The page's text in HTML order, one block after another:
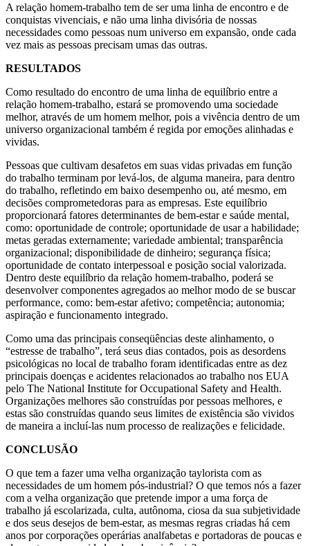
A relação homem-trabalho tem de ser uma linha de encontro e de
conquistas vivenciais, e não uma linha divisória de nossas
necessidades como pessoas num universo em expansão, onde cada
vez mais as pessoas precisam umas das outras.
RESULTADOS
Como resultado do encontro de uma linha de equilíbrio entre a
relação homem-trabalho, estará se promovendo uma sociedade
melhor, através de um homem melhor, pois a vivência dentro de um
universo organizacional também é regida por emoções alinhadas e
vividas.
Pessoas que cultivam desafetos em suas vidas privadas em função
do trabalho terminam por levá-los, de alguma maneira, para dentro
do trabalho, refletindo em baixo desempenho ou, até mesmo, em
decisões comprometedoras para as empresas. Este equilíbrio
proporcionará fatores determinantes de bem-estar e saúde mental,
como: oportunidade de controle; oportunidade de usar a habilidade;
metas geradas externamente; variedade ambiental; transparência
organizacional; disponibilidade de dinheiro; segurança física;
oportunidade de contato interpessoal e posição social valorizada.
Dentro deste equilíbrio da relação homem-trabalho, poderá se
desenvolver componentes agregados ao melhor modo de se buscar
performance, como: bem-estar afetivo; competência; autonomia;
aspiração e funcionamento integrado.
Como uma das principais conseqüências deste alinhamento, o
“estresse de trabalho”, terá seus dias contados, pois as desordens
psicológicas no local de trabalho foram identificadas entre as dez
principais doenças e acidentes relacionados ao trabalho nos EUA
pelo The National Institute for Occupational Safety and Health.
Organizações melhores são construídas por pessoas melhores, e
estas são construídas quando seus limites de existência são vividos
de maneira a incluí-las num processo de realizações e felicidade.
CONCLUSÃO
O que tem a fazer uma velha organização taylorista com as
necessidades de um homem pós-industrial? O que temos nós a fazer
com a velha organização que pretende impor a uma força de
trabalho já escolarizada, culta, autônoma, ciosa da sua subjetividade
e dos seus desejos de bem-estar, as mesmas regras criadas há cem
anos por corporações operárias analfabetas e portadoras de poucas e